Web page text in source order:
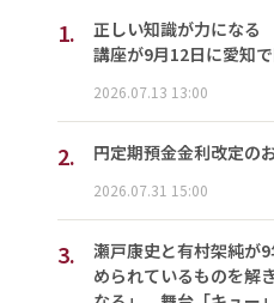
1.
正しい知識が力にな
講座が9月12日に愛知
2026.07.13 13:00
2. 円定期預金金利改定の
2026.07.31 15:00
3.
瀬戸康史と有村架純が
められているものを解